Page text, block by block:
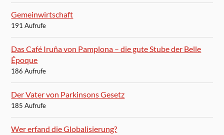
Gemeinwirtschaft
191 Aufrufe
Das Café Iruña von Pamplona – die gute Stube der Belle
Époque
186 Aufrufe
Der Vater von Parkinsons Gesetz
185 Aufrufe
Wer erfand die Globalisierung?